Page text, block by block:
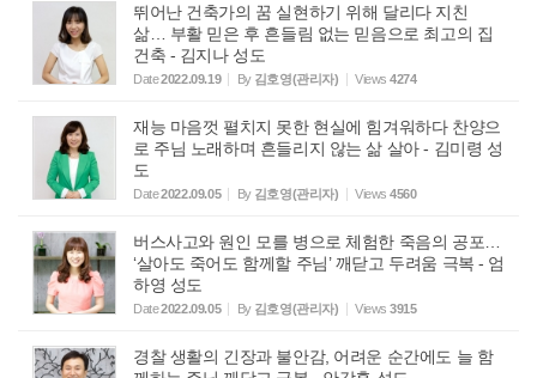
뛰어난 건축가의 꿈 실현하기 위해 달리다 지친
삶… 부활 믿은 후 흔들림 없는 믿음으로 최고의 집
건축 - 김지나 성도
Date2022.09.19 By 김호영(관리자) Views 4274
재능 마음껏 펼치지 못한 현실에 힘겨워하다 찬양으
로 주님 노래하며 흔들리지 않는 삶 살아 - 김미령 성
도
Date2022.09.05 By 김호영(관리자) Views 4560
버스사고와 원인 모를 병으로 체험한 죽음의 공포…
‘살아도 죽어도 함께할 주님’ 깨닫고 두려움 극복 - 엄
하영 성도
Date2022.09.05 By 김호영(관리자) Views 3915
경찰 생활의 긴장과 불안감, 어려운 순간에도 늘 함